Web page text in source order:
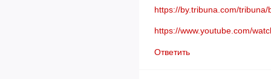
https://by.tribuna.com/
https://www.youtube.com/
Ответить